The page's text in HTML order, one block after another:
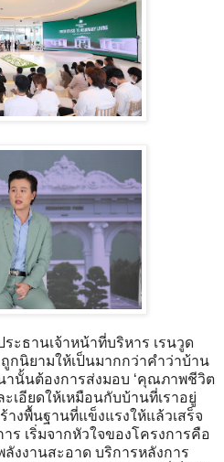
ะธานเจ้าหน้าที่บริหาร เรนวูด
ถูกนิยามให้เป็นมากกว่าคำว่าบ้าน
านั้นต้องการส่งมอบ ‘คุณภาพชีวิต
เอียดให้เหมือนกับบ้านที่เราอยู่
างพื้นฐานที่แข็งแรงให้แล้วเสร็จ
ร เริ่มจากหัวใจของโครงการคือ
งงานสะอาด บริการหลังการ